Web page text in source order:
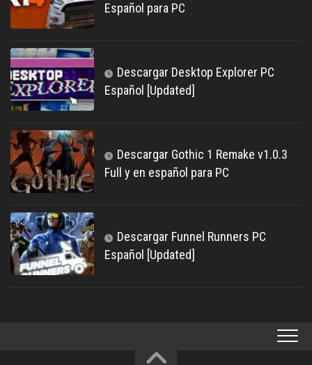
Español para PC
Descargar Desktop Explorer PC
Español [Updated]
Descargar Gothic 1 Remake v1.0.3
Full y en español para PC
Descargar Funnel Runners PC
Español [Updated]